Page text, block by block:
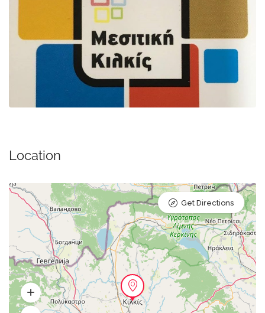
Location
Get Directions